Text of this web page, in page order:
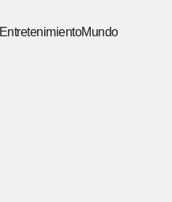
EntretenimientoMundo